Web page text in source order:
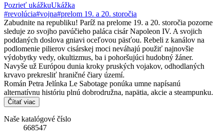
Pozrieť ukážkuUkážka
#revolúcia#vojna#prelom 19. a 20. storočia
Zabudnite na republiku! Paríž na prelome 19. a 20. storočia pozorne
sleduje zo svojho pavúčieho paláca cisár Napoleon IV. A svojich
poddaných doslova gniavi oceľovou päsťou. Rebeli z kanálov na
podlomenie pilierov cisárskej moci neváhajú použiť najnovšie
výdobytky vedy, okultizmus, ba i pohoršujúci hudobný žáner.
Navyše už Európou dunia kroky pruských vojakov, odhodlaných
krvavo prekresliť hraničné čiary území.
Román Petra Jelínka Le Sabotage ponúka umne napísanú
alternatívnu históriu plnú dobrodružna, napätia, akcie a steampunku.
Čítať viac
Naše katalógové číslo
668547